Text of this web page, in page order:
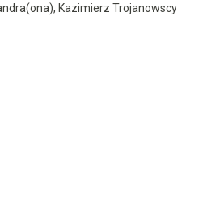
Kazimierz Trojanowscy